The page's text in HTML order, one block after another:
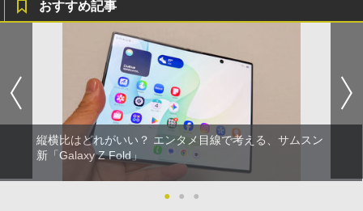
おすすめ記事
縦横比はどれがいい？ エンタメ目線で考える、サムスン
新「Galaxy Z Fold」
● ● ●